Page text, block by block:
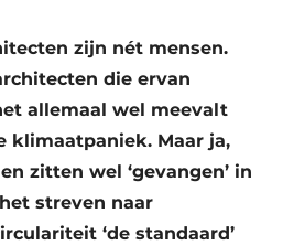
zijn nét mensen.
die ervan
allemaal wel meevalt
klimaatpaniek. Maar ja,
zitten wel ‘gevangen’ in
streven naar
‘de standaard’